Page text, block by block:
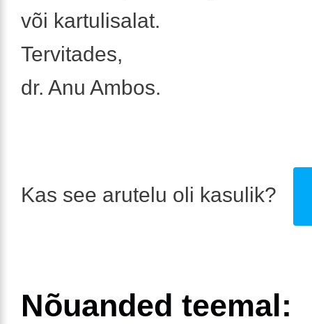
või kartulisalat.
Tervitades,
dr. Anu Ambos.
Kas see arutelu oli kasulik?
Nõuanded teemal: